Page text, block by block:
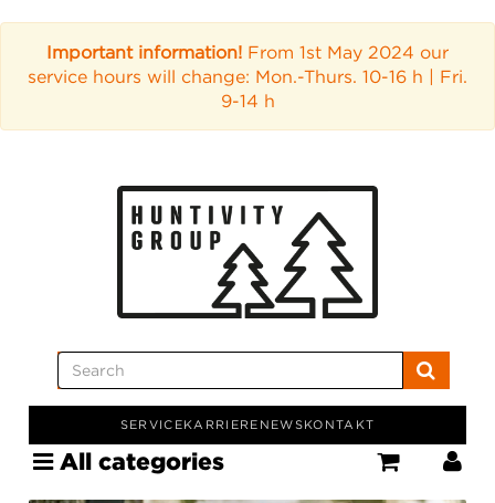
Important information! From 1st May 2024 our
service hours will change: Mon.-Thurs. 10-16 h | Fri.
9-14 h
SERVICEKARRIERE NEWSKONTAKT
All categories